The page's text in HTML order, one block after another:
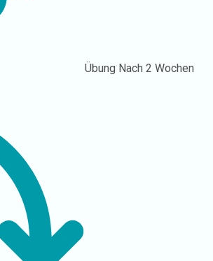
Übung Nach 2 Wochen